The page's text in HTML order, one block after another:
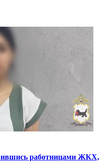
работницами ЖКХ,